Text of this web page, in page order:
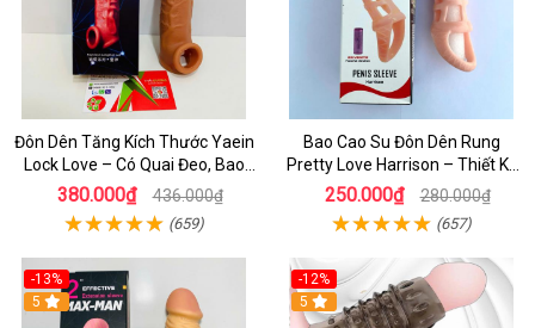
Đôn Dên Tăng Kích Thước Yaein
Lock Love – Có Quai Đeo, Bao
Cao Su Giả Dương Vật Chính
Hãng
380.000₫ 436.000₫
(659)
Bao Cao Su Đôn Dên Rung
Pretty Love Harrison – Thiết Kế
Lưới Kích Thích Mạnh
250.000₫ 280.000₫
(657)
-13%
5
-12%
5